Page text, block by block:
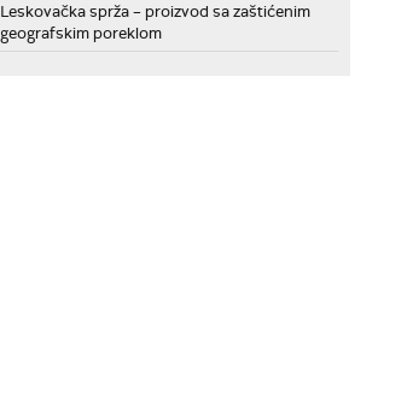
Leskovačka sprža – proizvod sa zaštićenim
geografskim poreklom